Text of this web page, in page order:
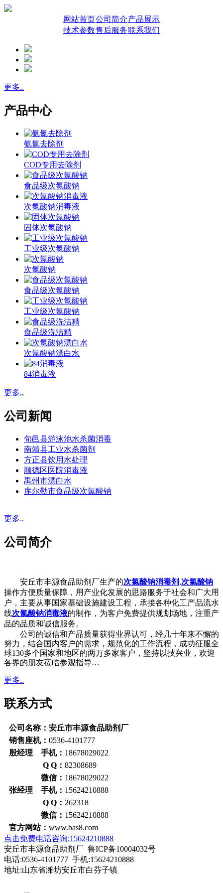
网站首页公司简介产品展示
技术参数售后服务联系我们
更多..
产品中心
氨氮去除剂
COD专用去除剂
食品级次氯酸钠
次氯酸钠消毒液
固体次氯酸钠
工业级次氯酸钠
次氯酸钠
食品级次氯酸钠
工业级次氯酸钠
食品级洗洁精
次氯酸钠漂白水
84消毒液
更多..
公司新闻
旬邑县游泳池水杀菌消毒
南靖县工业水杀菌剂
方正县饮用水处理
顺德区医院消毒液
禹州市漂白水
库尔勒市食品级次氯酸钠
更多..
公司简介
安丘市丰源食品助剂厂生产的次氯酸钠消毒剂 ,次氯酸钠
操作方便质量保障，用产业化发展的思路服务于社会和广大用
户，主要从事国家基础设施建设工程，承接各种化工产品流水
线次氯酸钠消毒液的制作，为客户免费提供规划场地，注重产
品的品质和诚信服务。
公司的诚信和产品质量获得业界认可，经几十年来不懈的
努力，结合国内客户的需求，规范化的工作流程，成功征服全
球130多个国家和地区的两万多家客户，坚持以技兴业，欢迎
各界的朋友莅临参观指导…
更多..
联系方式
公司名称：安丘市丰源食品助剂厂
销售座机： 0536-4101777
殷经理 手机： 18678029022
Q Q： 82308689
微信： 18678029022
张经理 手机： 15624210888
Q Q： 262318
微信： 15624210888
官方网站： www.bas8.com
点击免费电话咨询:15624210888
安丘市丰源食品助剂厂 鲁ICP备10004032号
电话:0536-4101777 手机:15624210888
地址:山东省潍坊安丘市白芬子镇